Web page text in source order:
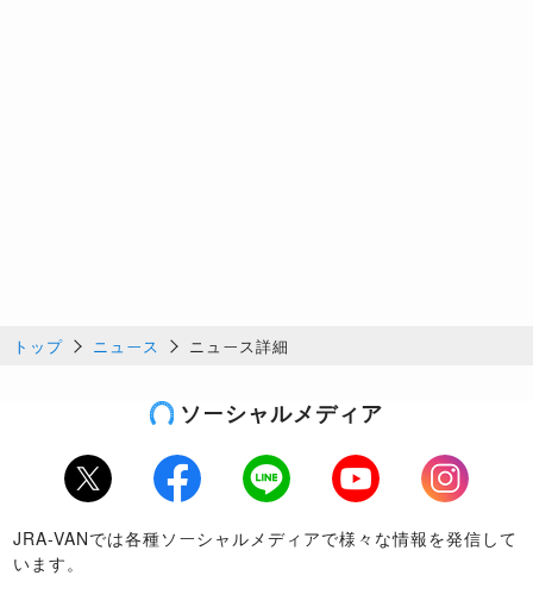
トップ ニュース ニュース詳細
ソーシャルメディア
Twitter Facebook LINE Youtube
Instagram
JRA-VANでは各種ソーシャルメディアで様々な情報を発信して
います。